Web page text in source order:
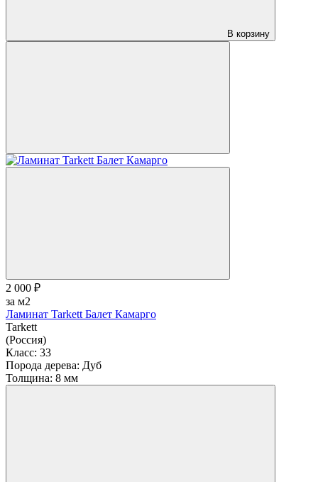
В корзину
2 000 ₽
за м2
Ламинат Tarkett Балет Камарго
Tarkett
(Россия)
Класс: 33
Порода дерева: Дуб
Толщина: 8 мм